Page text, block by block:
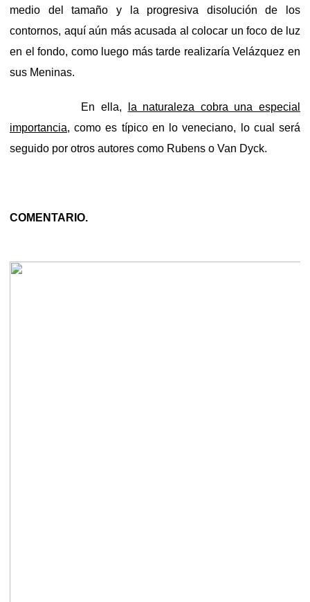
medio del tamaño y la progresiva disolución de los
contornos, aquí aún más acusada al colocar un foco de luz
en el fondo, como luego más tarde realizaría Velázquez en
sus Meninas.
En ella,
la naturaleza cobra una especial
importancia, como es típico en lo veneciano, lo cual será
seguido por otros autores como Rubens o Van Dyck.
COMENTARIO.